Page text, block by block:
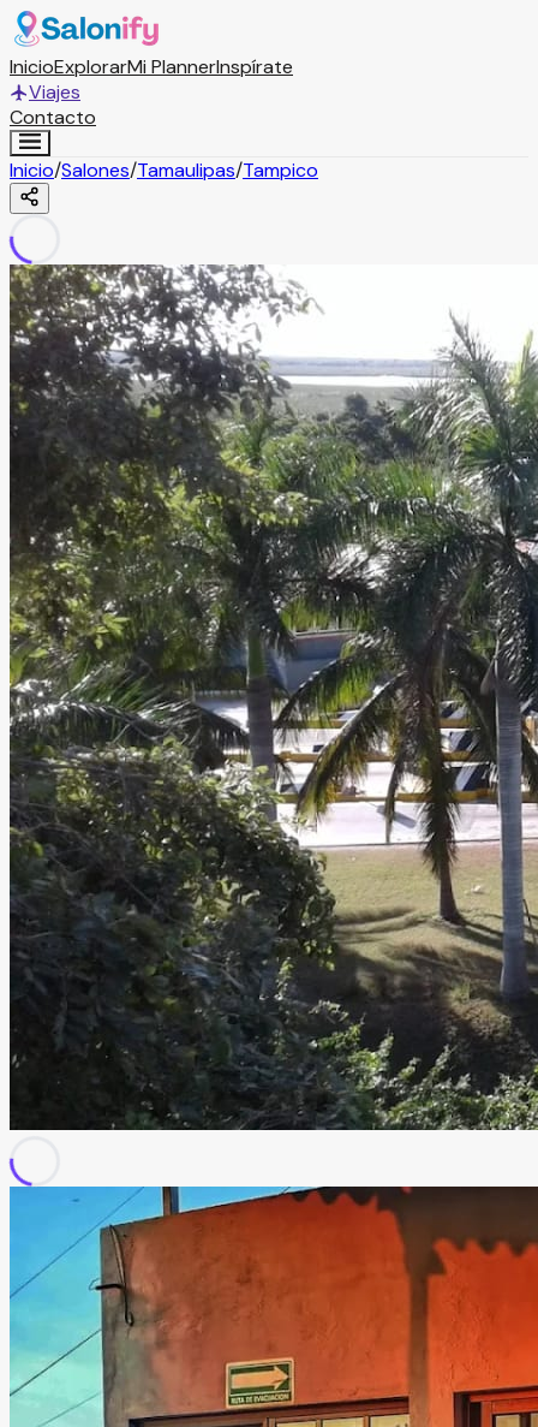
InicioExplorarMi PlannerInspírate
Viajes
Contacto
Inicio/Salones/Tamaulipas/Tampico